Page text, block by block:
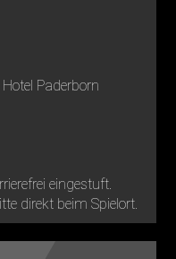
Paderborn
eingestuft.
direkt beim Spielort.